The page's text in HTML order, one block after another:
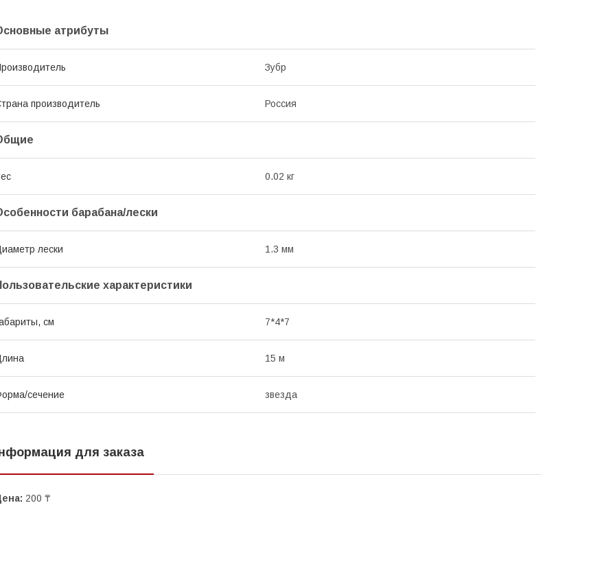
атрибуты
Зубр
производитель Россия
0.02 кг
барабана/лески
лески 1.3 мм
характеристики
см 7*4*7
15 м
сечение звезда
для заказа
200 ₸